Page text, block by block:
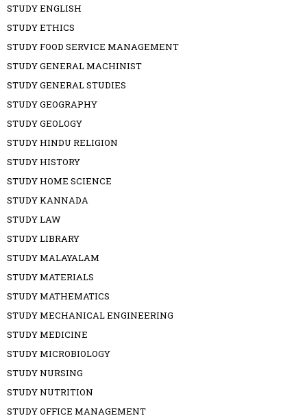
STUDY ENGLISH
STUDY ETHICS
STUDY FOOD SERVICE MANAGEMENT
STUDY GENERAL MACHINIST
STUDY GENERAL STUDIES
STUDY GEOGRAPHY
STUDY GEOLOGY
STUDY HINDU RELIGION
STUDY HISTORY
STUDY HOME SCIENCE
STUDY KANNADA
STUDY LAW
STUDY LIBRARY
STUDY MALAYALAM
STUDY MATERIALS
STUDY MATHEMATICS
STUDY MECHANICAL ENGINEERING
STUDY MEDICINE
STUDY MICROBIOLOGY
STUDY NURSING
STUDY NUTRITION
STUDY OFFICE MANAGEMENT